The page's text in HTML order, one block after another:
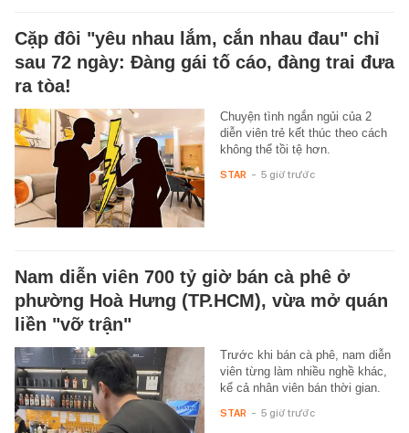
Cặp đôi "yêu nhau lắm, cắn nhau đau" chỉ
sau 72 ngày: Đàng gái tố cáo, đàng trai đưa
ra tòa!
Chuyện tình ngắn ngủi của 2
diễn viên trẻ kết thúc theo cách
không thể tồi tệ hơn.
STAR - 5 giờ trước
Nam diễn viên 700 tỷ giờ bán cà phê ở
phường Hoà Hưng (TP.HCM), vừa mở quán
liền "vỡ trận"
Trước khi bán cà phê, nam diễn
viên từng làm nhiều nghề khác,
kể cả nhân viên bán thời gian.
STAR - 5 giờ trước